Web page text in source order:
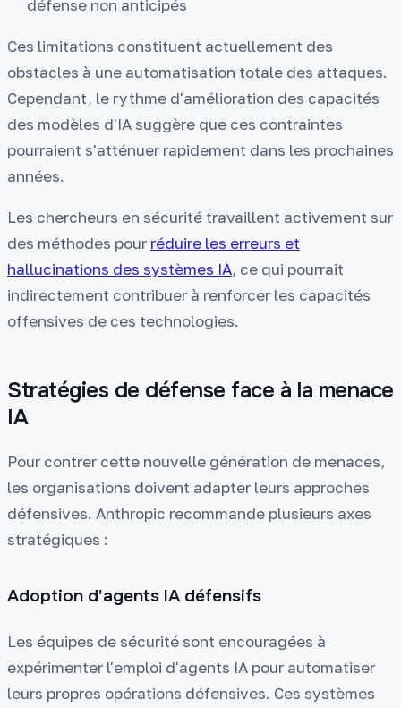
défense non anticipés
Ces limitations constituent actuellement des
obstacles à une automatisation totale des attaques.
Cependant, le rythme d'amélioration des capacités
des modèles d'IA suggère que ces contraintes
pourraient s'atténuer rapidement dans les prochaines
années.
Les chercheurs en sécurité travaillent activement sur
des méthodes pour réduire les erreurs et
hallucinations des systèmes IA, ce qui pourrait
indirectement contribuer à renforcer les capacités
offensives de ces technologies.
Stratégies de défense face à la menace
IA
Pour contrer cette nouvelle génération de menaces,
les organisations doivent adapter leurs approches
défensives. Anthropic recommande plusieurs axes
stratégiques :
Adoption d'agents IA défensifs
Les équipes de sécurité sont encouragées à
expérimenter l'emploi d'agents IA pour automatiser
leurs propres opérations défensives. Ces systèmes